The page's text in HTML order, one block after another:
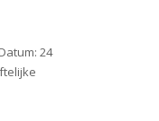
Datum: 24